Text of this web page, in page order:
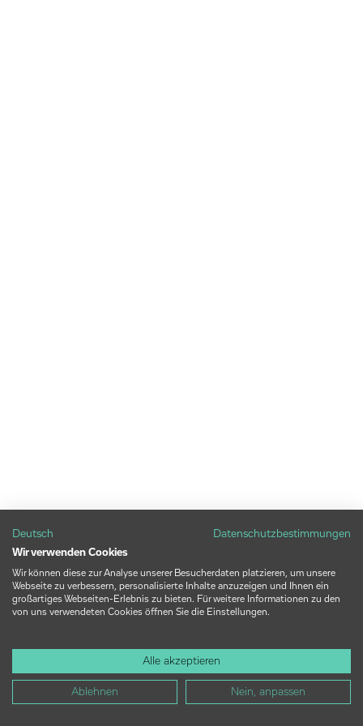
Deutsch
Datenschutzbestimmungen
Wir verwenden Cookies
Wir können diese zur Analyse unserer Besucherdaten platzieren, um unsere
Webseite zu verbessern, personalisierte Inhalte anzuzeigen und Ihnen ein
großartiges Webseiten-Erlebnis zu bieten. Für weitere Informationen zu den
von uns verwendeten Cookies öffnen Sie die Einstellungen.
Alle akzeptieren
Ablehnen Nein, anpassen